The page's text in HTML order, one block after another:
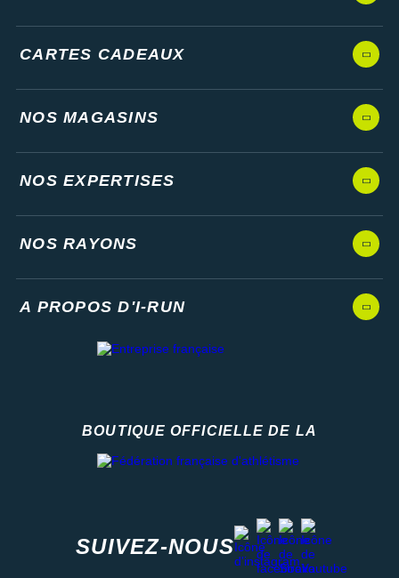
CARTES CADEAUX
NOS MAGASINS
NOS EXPERTISES
NOS RAYONS
A PROPOS D'I-RUN
BOUTIQUE OFFICIELLE DE LA
SUIVEZ-NOUS
instagram
facebook
stravayoutube